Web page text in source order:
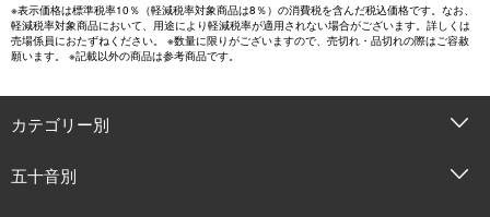
※表示価格は標準税率10％（軽減税率対象商品は8％）の消費税を含んだ税込価格です。なお、
軽減税率対象商品において、用途により軽減税率が適用されない場合がございます。詳しくは
売場係員におたずねください。 ※数量に限りがございますので、売切れ・品切れの際はご容赦
願います。 ※記載以外の商品は参考商品です。
カテゴリー別
五十音別